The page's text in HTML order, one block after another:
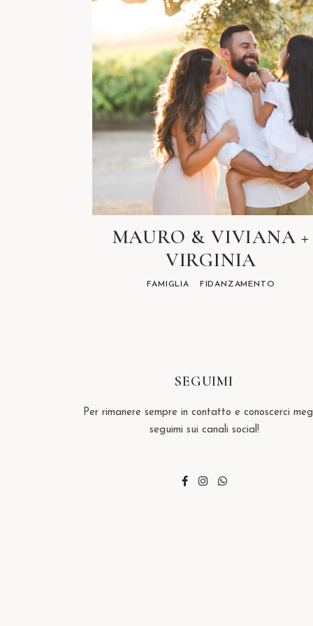
MAURO & VIVIANA +
VIRGINIA
FAMIGLIA FIDANZAMENTO
SEGUIMI
Per rimanere sempre in contatto e conoscerci
seguimi sui canali social!